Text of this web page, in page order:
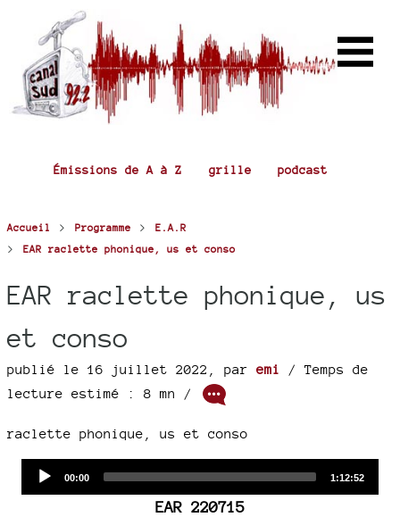
Émissions de A à Z grille podcast
Accueil > Programme > E.A.R
> EAR raclette phonique, us et conso
EAR raclette phonique, us
et conso
publié le 16 juillet 2022 par emi
/ Temps de
lecture estimé : 8 mn /
raclette phonique, us et conso
Current
00:00
Total
1:12:52
EAR 220715